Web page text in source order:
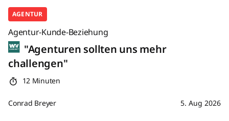
AGENTUR
Agentur-Kunde-Beziehung
"Agenturen sollten uns mehr
challengen"
12 Minuten
Conrad Breyer 5. Aug 2026